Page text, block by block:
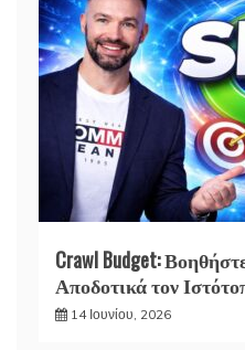
Crawl Budget:
Αποδοτικά τον
14 Ιουνίου, 2026